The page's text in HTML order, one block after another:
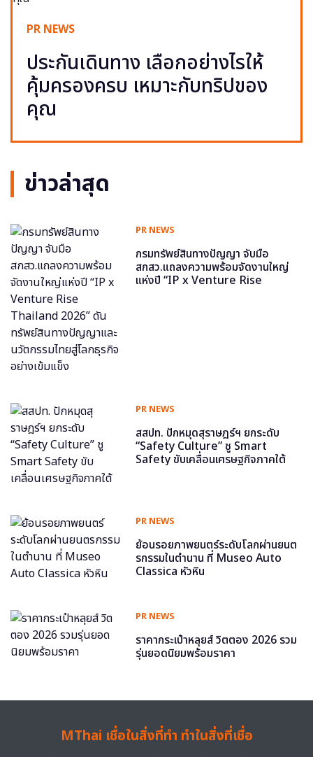
PR NEWS
ประกันเดินทาง เลือกอย่างไรให้
คุ้มครองครบ เหมาะกับทริปของ
คุณ
ข่าวล่าสุด
PR NEWS
กรมทรัพย์สินทางปัญญา จับมือ
สกสว.แถลงความพร้อมจัดงานใหญ่
แห่งปี “IP x Venture Rise
PR NEWS
สสปท. ปักหมุดสุราษฎร์ฯ ยกระดับ
“Safety Culture” ชู Smart
Safety ขับเคลื่อนเศรษฐกิจภาคใต้
PR NEWS
ย้อนรอยภาพยนตร์ระดับโลกผ่านยนต
รกรรมในตำนาน ที่ Museo Auto
Classica หัวหิน
PR NEWS
ราคากระเป๋าหลุยส์ วิตตอง 2026 รวม
รุ่นยอดนิยมพร้อมราคา
MThai เชื่อในสิ่งที่ทำ ทำในสิ่งที่เชื่อ